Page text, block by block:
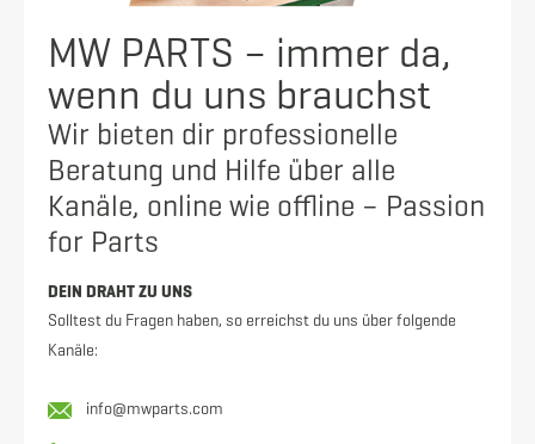
MW PARTS – immer da,
wenn du uns brauchst
Wir bieten dir professionelle
Beratung und Hilfe über alle
Kanäle, online wie offline – Passion
for Parts
DEIN DRAHT ZU UNS
Solltest du Fragen haben, so erreichst du uns über folgende
Kanäle:
info@mwparts.com